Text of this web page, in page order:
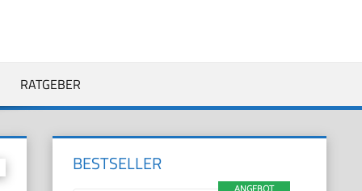
RATGEBER
BESTSELLER
ANGEBOT